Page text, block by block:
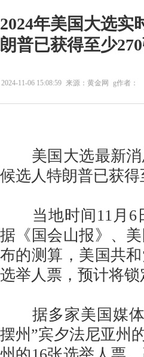
2024年美国大选实
朗普已获得至少
2024-11-06 15:08:59 来源：黄金网 g作者：
美国大选最新消
候选人特朗普已获
当地时间11月6
据《国会山报》、
布的测算，美国共
选举人票，预计将
据多家美国媒体
摆州”宾夕法尼亚州